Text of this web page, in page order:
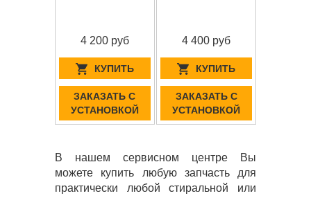
4 200 руб
КУПИТЬ
ЗАКАЗАТЬ С
УСТАНОВКОЙ
4 400 руб
КУПИТЬ
ЗАКАЗАТЬ С
УСТАНОВКОЙ
В нашем сервисном центре Вы
можете купить любую запчасть для
практически любой стиральной или